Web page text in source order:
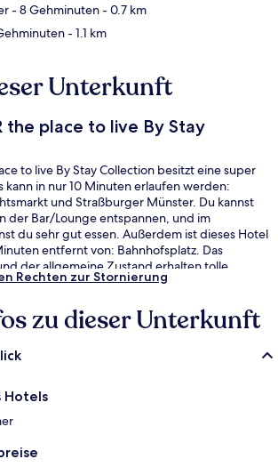
- 8 Gehminuten- 0.7 km
- 1.1 km
Unterkunft
the place to live By Stay
to live By Stay Collection besitzt eine super
kann in nur 10 Minuten erlaufen werden:
und Straßburger Münster. Du kannst
der Bar/Lounge entspannen, und im
du sehr gut essen. Außerdem ist dieses Hotel
entfernt von: Bahnhofsplatz. Das
der allgemeine Zustand erhalten tolle
Reisenden. Die öffentlichen Verkehrsmittel
Minuten und zur Straßenbahnhaltestelle Homme
Rechten zur Stornierung
zu dieser Unterkunft
Hotels